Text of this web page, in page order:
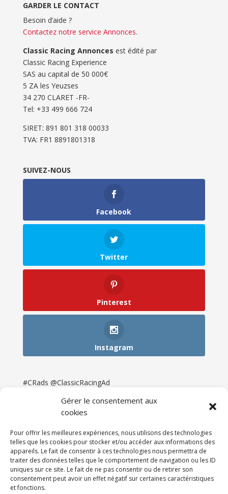
Gérer le consentement aux
cookies
Pour offrir les meilleures expériences, nous utilisons des technologies
telles que les cookies pour stocker et/ou accéder aux informations des
appareils. Le fait de consentir à ces technologies nous permettra de
traiter des données telles que le comportement de navigation ou les ID
uniques sur ce site. Le fait de ne pas consentir ou de retirer son
consentement peut avoir un effet négatif sur certaines caractéristiques
et fonctions.
GARDER LE CONTACT
Besoin d’aide ?
Contactez notre service Annonces.
Classic Racing Annonces est édité par
Classic Racing Experience
SAS au capital de 50 000€
5 ZA les Yeuzses
34 270 CLARET -FR-
Tel: ‭+33 499 666 724‬
SIRET: 891 801 318 00033
TVA: FR1 8891801318
SUIVEZ-NOUS
Facebook
Twitter
Pinterest
Instagram
#CRads @ClassicRacingAd